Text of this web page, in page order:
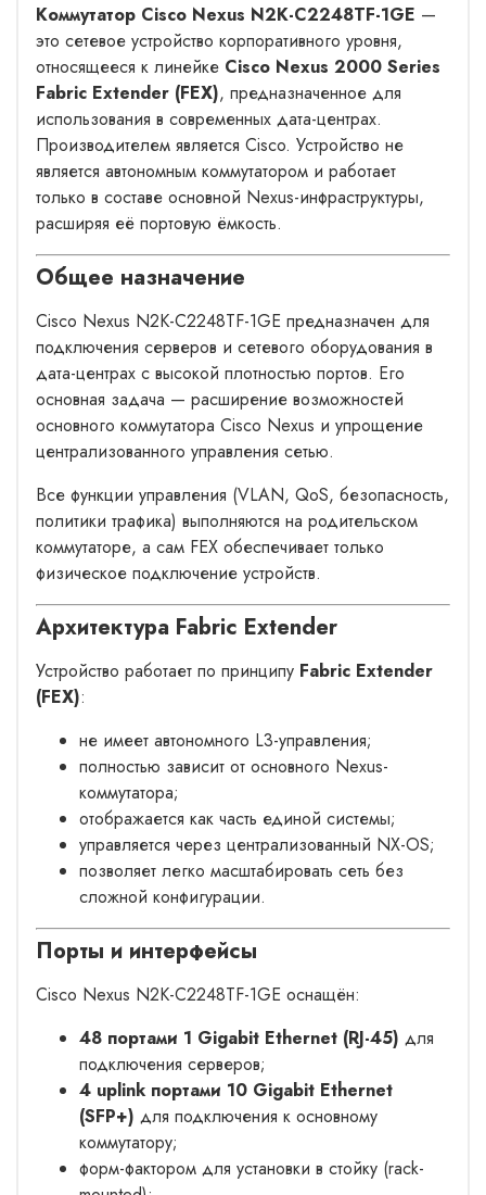
Коммутатор Cisco Nexus N2K-C2248TF-1GE —
это сетевое устройство корпоративного уровня,
относящееся к линейке Cisco Nexus 2000 Series
Fabric Extender (FEX), предназначенное для
использования в современных дата-центрах.
Производителем является Cisco. Устройство не
является автономным коммутатором и работает
только в составе основной Nexus-инфраструктуры,
расширяя её портовую ёмкость.
Общее назначение
Cisco Nexus N2K-C2248TF-1GE предназначен для
подключения серверов и сетевого оборудования в
дата-центрах с высокой плотностью портов. Его
основная задача — расширение возможностей
основного коммутатора Cisco Nexus и упрощение
централизованного управления сетью.
Все функции управления (VLAN, QoS, безопасность,
политики трафика) выполняются на родительском
коммутаторе, а сам FEX обеспечивает только
физическое подключение устройств.
Архитектура Fabric Extender
Устройство работает по принципу Fabric Extender
(FEX):
не имеет автономного L3-управления;
полностью зависит от основного Nexus-
коммутатора;
отображается как часть единой системы;
управляется через централизованный NX-OS;
позволяет легко масштабировать сеть без
сложной конфигурации.
Порты и интерфейсы
Cisco Nexus N2K-C2248TF-1GE оснащён:
48 портами 1 Gigabit Ethernet (RJ-45) для
подключения серверов;
4 uplink портами 10 Gigabit Ethernet
(SFP+) для подключения к основному
коммутатору;
форм-фактором для установки в стойку (rack-